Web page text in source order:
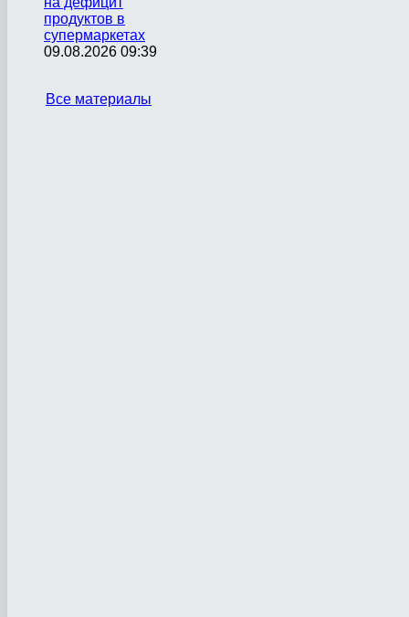
продуктов в
супермаркетах
09.08.2026 09:39
Все материалы